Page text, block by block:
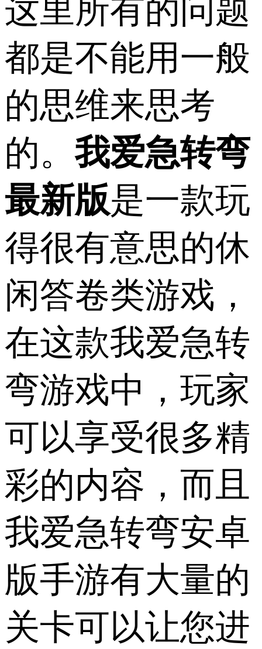
这里所有的问题
都是不能用一般
的思维来思考
的。我爱急转弯
最新版是一款玩
得很有意思的休
闲答卷类游戏，
在这款我爱急转
弯游戏中，玩家
可以享受很多精
彩的内容，而且
我爱急转弯安卓
版手游有大量的
关卡可以让您进